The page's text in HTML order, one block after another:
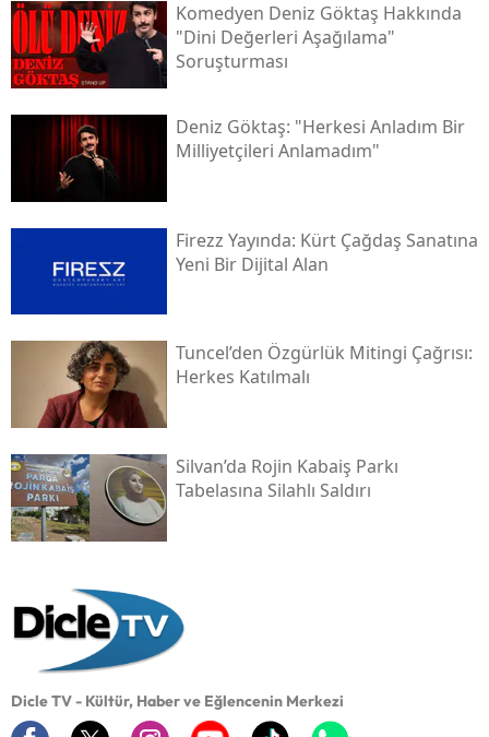
Komedyen Deniz Göktaş Hakkında
"dini Değerleri Aşağılama"
Soruşturması
Deniz Göktaş: "herkesi Anladım Bir
Milliyetçileri Anlamadım"
Firezz Yayında: Kürt Çağdaş Sanatına
Yeni Bir Dijital Alan
Tuncel’den Özgürlük Mitingi Çağrısı:
Herkes Katılmalı
Silvan’da Rojin Kabaiş Parkı
Tabelasına Silahlı Saldırı
Dicle TV - Kültür, Haber ve Eğlencenin Merkezi